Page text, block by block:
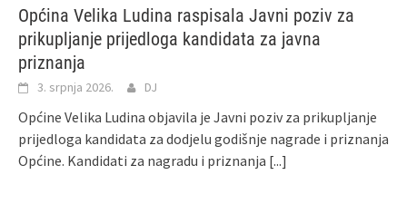
Općina Velika Ludina raspisala Javni poziv za
prikupljanje prijedloga kandidata za javna
priznanja
3. srpnja 2026. DJ
Općine Velika Ludina objavila je Javni poziv za prikupljanje
prijedloga kandidata za dodjelu godišnje nagrade i priznanja
Općine. Kandidati za nagradu i priznanja [...]